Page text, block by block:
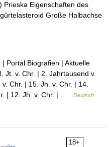
Eigenschaften des
Große Halbachse
Portal Biografien | Aktuelle
v. Chr. | 2. Jahrtausend v.
Chr. | 15. Jh. v. Chr. | 14.
| 12. Jh. v. Chr. | …
Deutsch
18+